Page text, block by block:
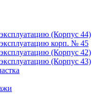
(Корпус 44)
корп. № 45
(Корпус 42)
(Корпус 43)